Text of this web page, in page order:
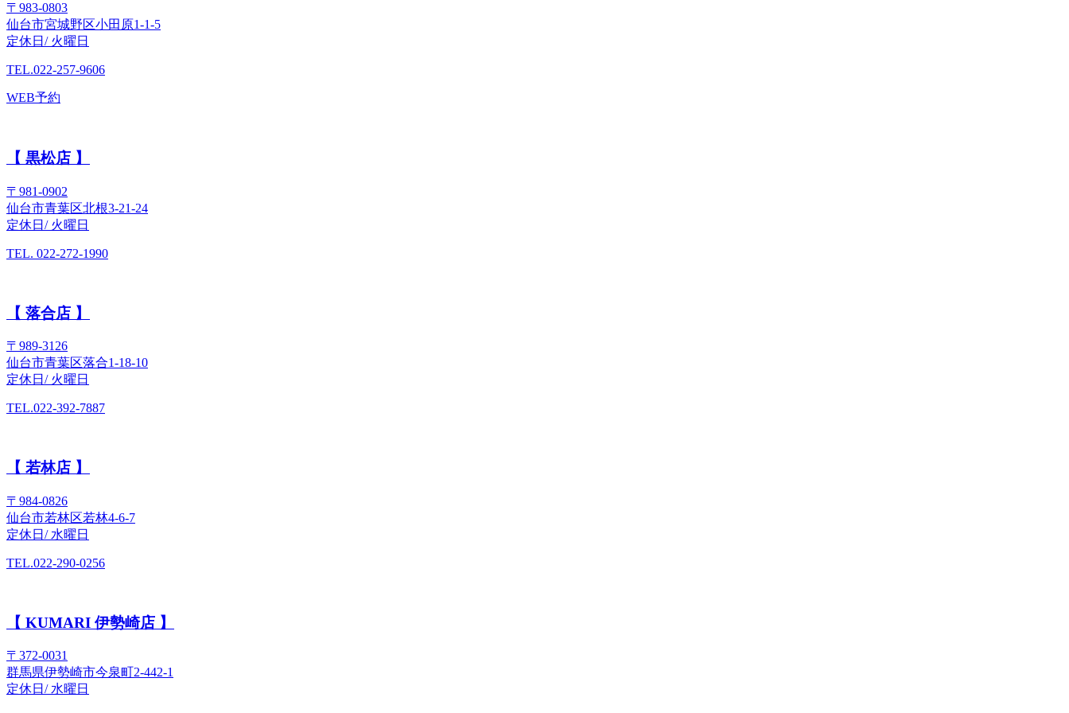
〒983-0803
仙台市宮城野区小田原1-1-5
定休日/ 火曜日
TEL.022-257-9606
WEB予約
【 黒松店 】
〒981-0902
仙台市青葉区北根3-21-24
定休日/ 火曜日
TEL. 022-272-1990
【 落合店 】
〒989-3126
仙台市青葉区落合1-18-10
定休日/ 火曜日
TEL.022-392-7887
【 若林店 】
〒984-0826
仙台市若林区若林4-6-7
定休日/ 水曜日
TEL.022-290-0256
【 KUMARI 伊勢崎店 】
〒372-0031
群馬県伊勢崎市今泉町2-442-1
定休日/ 水曜日